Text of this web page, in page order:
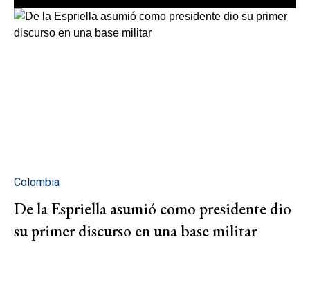
Colombia
De la Espriella asumió como presidente dio
su primer discurso en una base militar